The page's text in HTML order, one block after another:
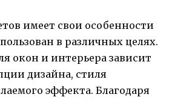
имеет свои особенности
в различных целях.
окон и интерьера зависит
дизайна, стиля
эффекта. Благодаря